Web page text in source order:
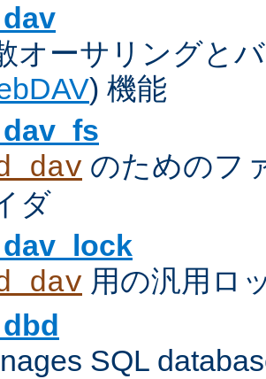
オーサリングと
) 機能
のためのフ
ダ
用の汎用ロ
SQL